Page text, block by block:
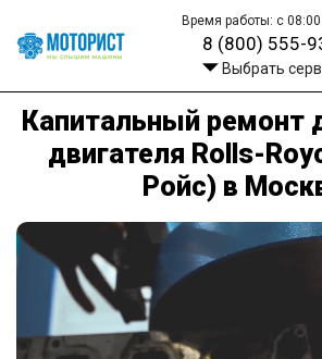
Время работы: с
8 (800) 555-
Выбрать
Капитальный ремонт
двигателя Rolls-
Ройс) в